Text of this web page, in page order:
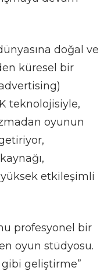
doğal ve
küresel bir
teknolojisiyle,
oyunun
etkileşimli
profesyonel bir
oyun stüdyosu.
geliştirme”